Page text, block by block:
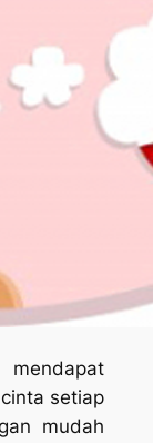
setiap
mudah